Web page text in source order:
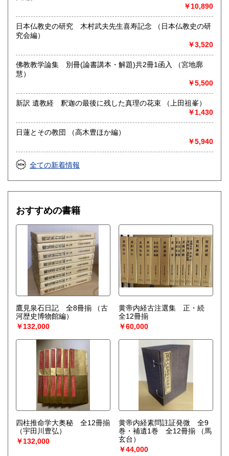
語国文、外国文学、古典籍、近代文献、趣味、サブカルチャ
ー、古書一般（その他）
古書全般
￥10,890
日本仏教史の研究 木村武夫先生喜寿記念 （日本仏教史の研
究会編）
￥3,520
佛教教学論集 別冊(論書講本・解題)共2冊1函入 （宮地廓
慧）
￥5,500
新訳 遺教経 釈迦の最後に残した真理の花束 （上田祖峯）
￥1,430
日蓮とその教団 （高木豊ほか編）
￥5,940
全ての新着情報
おすすめの書籍
鷹見泉石日記 全8冊揃
（古
河歴史博物館編）
￥132,000
黄帝内経古注選集 正・続
全12冊揃
￥60,000
四柱推命学大奥秘 全12冊揃
（宇田川豊弘）
￥132,000
黄帝内経素問註証発微 全9
巻・補遺1巻 全12冊揃
（馬
玄台）
￥44,000